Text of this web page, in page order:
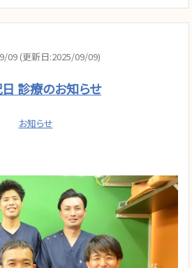
09 (更新日:2025/09/09)
診療のお知らせ
お知らせ